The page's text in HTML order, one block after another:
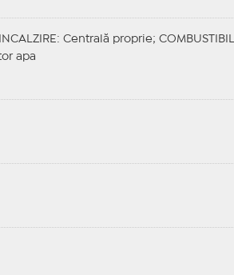
INCALZIRE : Centrală proprie; COMBUSTIBIL
apa